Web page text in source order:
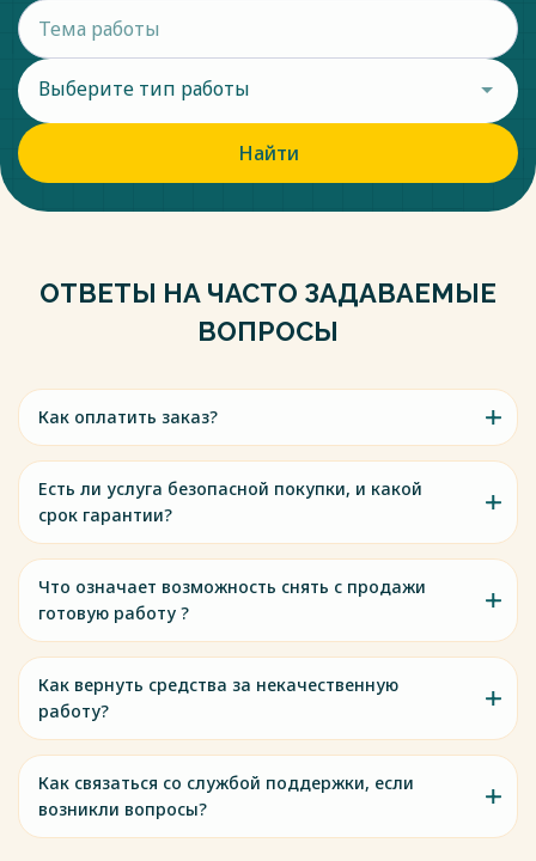
Выберите тип работы
Найти
ОТВЕТЫ НА ЧАСТО ЗАДАВАЕМЫЕ
ВОПРОСЫ
Как оплатить заказ?
Есть ли услуга безопасной покупки, и какой
срок гарантии?
Что означает возможность снять с продажи
готовую работу ?
Как вернуть средства за некачественную
работу?
Как связаться со службой поддержки, если
возникли вопросы?